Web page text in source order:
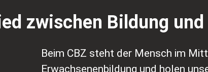
zwischen Bildung
Beim CBZ steht der Mensch im
Erwachsenenbildung und holen